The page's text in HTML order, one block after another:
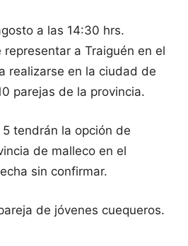
a las 14:30 hrs.
a Traiguén en el
realizarse en la ciudad de
parejas de la provincia.
5 tendrán la opción de
de malleco en el
sin confirmar.
de jóvenes cuequeros.